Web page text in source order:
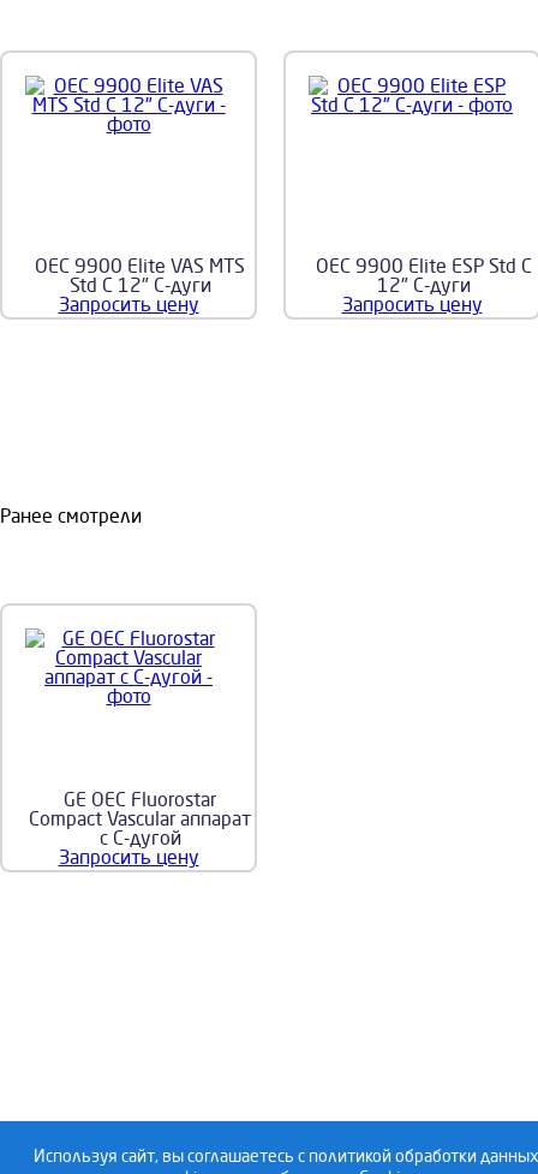
Используя сайт, вы соглашаетесь с политикой обработки
OEC 9900 Elite VAS MTS
Std C 12" С-дуги
Запросить цену
OEC 9900 Elite ESP Std C
12" С-дуги
Запросить цену
Ранее смотрели
GE OEC Fluorostar
Compact Vascular аппарат
с C-дугой
Запросить цену
Copyright 2019, ООО «Сфера М» 192019, Санкт-